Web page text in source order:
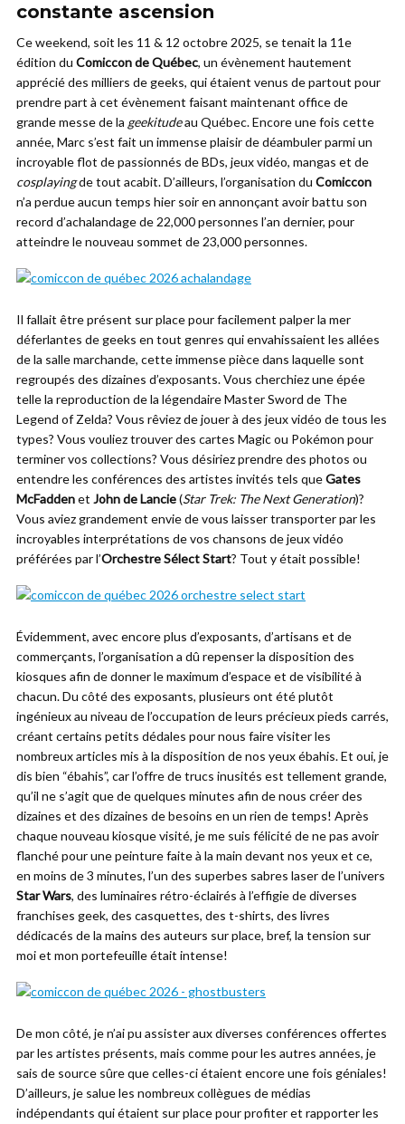
constante ascension
Ce weekend, soit les 11 & 12 octobre 2025, se tenait la 11e
édition du Comiccon de Québec, un évènement hautement
apprécié des milliers de geeks, qui étaient venus de partout pour
prendre part à cet évènement faisant maintenant office de
grande messe de la geekitudeau Québec. Encore une fois cette
année, Marc s’est fait un immense plaisir de déambuler parmi un
incroyable flot de passionnés de BDs, jeux vidéo, mangas et de
cosplayingde tout acabit. D’ailleurs, l’organisation du Comiccon
n’a perdue aucun temps hier soir en annonçant avoir battu son
record d’achalandage de 22,000 personnes l’an dernier, pour
atteindre le nouveau sommet de 23,000 personnes.
Il fallait être présent sur place pour facilement palper la mer
déferlantes de geeks en tout genres qui envahissaient les allées
de la salle marchande, cette immense pièce dans laquelle sont
regroupés des dizaines d’exposants. Vous cherchiez une épée
telle la reproduction de la légendaire Master Sword de The
Legend of Zelda? Vous rêviez de jouer à des jeux vidéo de tous les
types? Vous vouliez trouver des cartes Magic ou Pokémon pour
terminer vos collections? Vous désiriez prendre des photos ou
entendre les conférences des artistes invités tels queGates
McFaddenet John de Lancie(Star Trek: The Next Generation)?
Vous aviez grandement envie de vous laisser transporter par les
incroyables interprétations de vos chansons de jeux vidéo
préférées par l’Orchestre Sélect Start? Tout y était possible!
Évidemment, avec encore plus d’exposants, d’artisans et de
commerçants, l’organisation a dû repenser la disposition des
kiosques afin de donner le maximum d’espace et de visibilité à
chacun. Du côté des exposants, plusieurs ont été plutôt
ingénieux au niveau de l’occupation de leurs précieux pieds carrés,
créant certains petits dédales pour nous faire visiter les
nombreux articles mis à la disposition de nos yeux ébahis. Et oui, je
dis bien “ébahis”, car l’offre de trucs inusités est tellement grande,
qu’il ne s’agit que de quelques minutes afin de nous créer des
dizaines et des dizaines de besoins en un rien de temps! Après
chaque nouveau kiosque visité, je me suis félicité de ne pas avoir
flanché pour une peinture faite à la main devant nos yeux et ce,
en moins de 3 minutes, l’un des superbes sabres laser de l’univers
Star Wars, des luminaires rétro-éclairés à l’effigie de diverses
franchises geek, des casquettes, des t-shirts, des livres
dédicacés de la mains des auteurs sur place, bref, la tension sur
moi et mon portefeuille était intense!
De mon côté, je n’ai pu assister aux diverses conférences offertes
par les artistes présents, mais comme pour les autres années, je
sais de source sûre que celles-ci étaient encore une fois géniales!
D’ailleurs, je salue les nombreux collègues de médias
indépendants qui étaient sur place pour profiter et rapporter les